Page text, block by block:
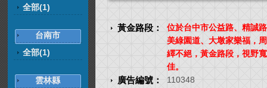
全部(1)
台南市
全部(1)
雲林縣
黃金路段：
位於台中市公益路、精誠
美綠園道、大墩家樂福，
繹不絕，黃金路段，視野
佳。
廣告編號： 110348